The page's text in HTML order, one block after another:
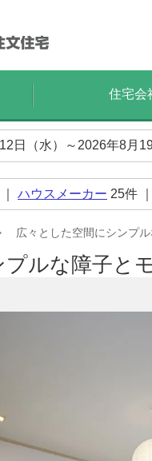
住宅会
日（水）～2026年8月
ハウスメーカー 25件
広々とした空間にシンプ
ルな障子と